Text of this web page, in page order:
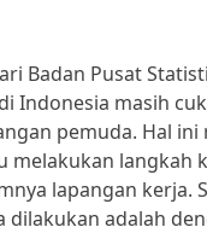
Badan Pusat
Indonesia masih
pemuda. Hal ini
melakukan langkah
lapangan kerja.
dilakukan adalah